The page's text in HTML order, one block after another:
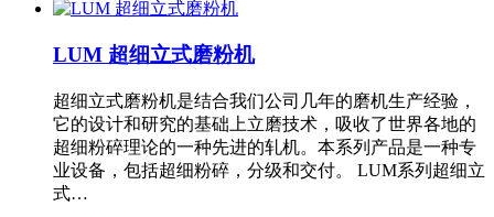
LUM 超细立式磨粉机
超细立式磨粉机是结合我们公司几年的磨机生产经验，
它的设计和研究的基础上立磨技术，吸收了世界各地的
超细粉碎理论的一种先进的轧机。本系列产品是一种专
业设备，包括超细粉碎，分级和交付。 LUM系列超细立
式…